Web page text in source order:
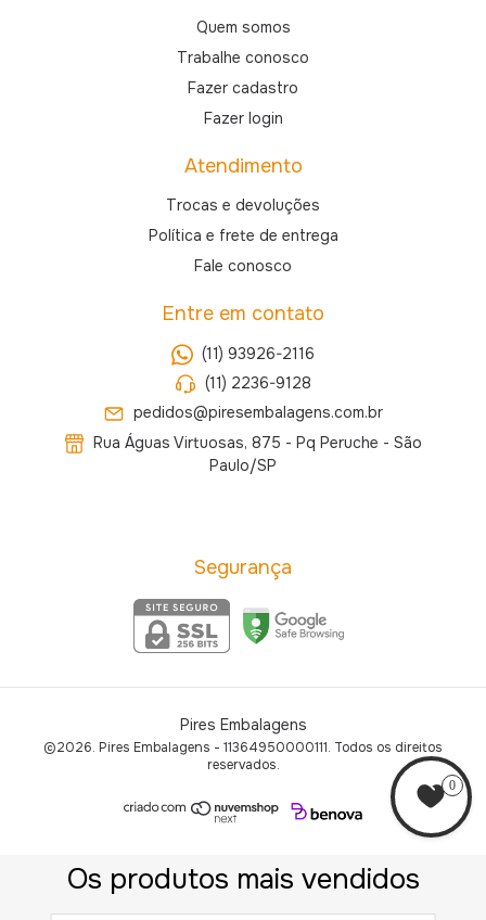
Quem somos
Trabalhe conosco
Fazer cadastro
Fazer login
Atendimento
Trocas e devoluções
Política e frete de entrega
Fale conosco
Entre em contato
(11) 93926-2116
(11) 2236-9128
pedidos@piresembalagens.com.br
Rua Águas Virtuosas, 875 - Pq Peruche - São
Paulo/SP
Segurança
Pires Embalagens
©2026. Pires Embalagens - 11364950000111. Todos os direitos
reservados.
0